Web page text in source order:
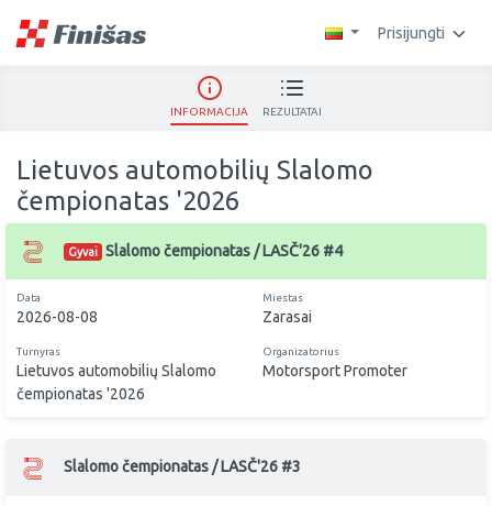
Prisijungti
INFORMACIJA REZULTATAI
Lietuvos automobilių Slalomo
čempionatas '2026
Gyvai Slalomo čempionatas / LASČ'26 #4
Data
2026-08-08
Miestas
Zarasai
Turnyras
Lietuvos automobilių Slalomo
čempionatas '2026
Organizatorius
Motorsport Promoter
Slalomo čempionatas / LASČ'26 #3